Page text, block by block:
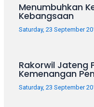
videos
Menumbuhkan
Kebangsaan
Saturday, 23 September
Rakorwil Jateng
Kemenangan
Saturday, 23 September